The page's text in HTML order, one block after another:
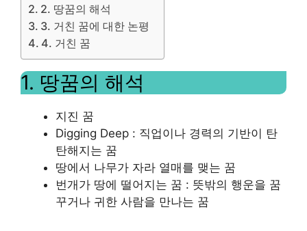
2. 땅꿈의 해석
3. 거친 꿈에 대한 논평
4. 거친 꿈
1. 땅꿈의 해석
지진 꿈
Digging Deep : 직업이나 경력의 기반이 탄
탄해지는 꿈
땅에서 나무가 자라 열매를 맺는 꿈
번개가 땅에 떨어지는 꿈 : 뜻밖의 행운을 꿈
꾸거나 귀한 사람을 만나는 꿈